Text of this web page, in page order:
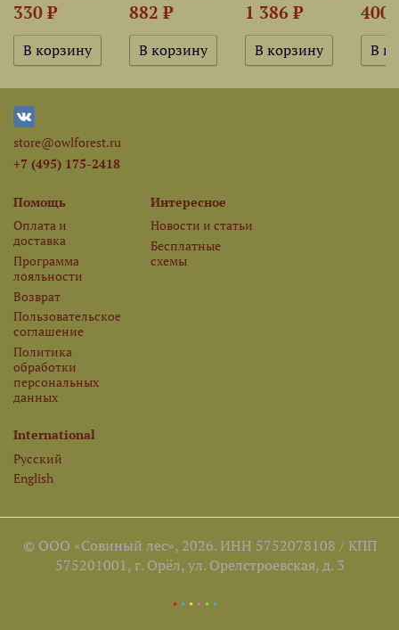
330 ₽ 882 ₽ 1 386 ₽ 400
store@owlforest.ru
+7 (495) 175-2418
Помощь
Оплата и
доставка
Программа
лояльности
Возврат
Пользовательское
соглашение
Политика
обработки
персональных
данных
Интересное
Новости и статьи
Бесплатные
схемы
International
Русский
English
© ООО «Совиный лес», 2026. ИНН 5752078108 / КПП
575201001, г. Орёл, ул. Орелстроевская, д. 3